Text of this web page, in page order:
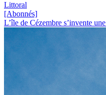
Littoral
[Abonnés]
L’île de Cézembre s’invente